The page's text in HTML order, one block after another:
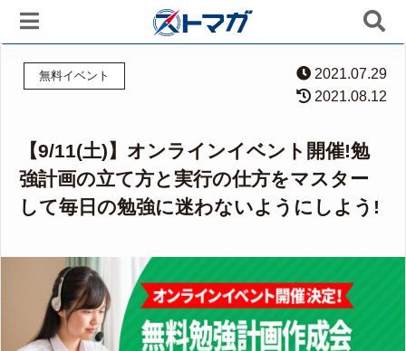
無料イベント
2021.07.29
2021.08.12
【9/11(土)】オンラインイベント開催!勉
強計画の立て方と実行の仕方をマスター
して毎日の勉強に迷わないようにしよう!